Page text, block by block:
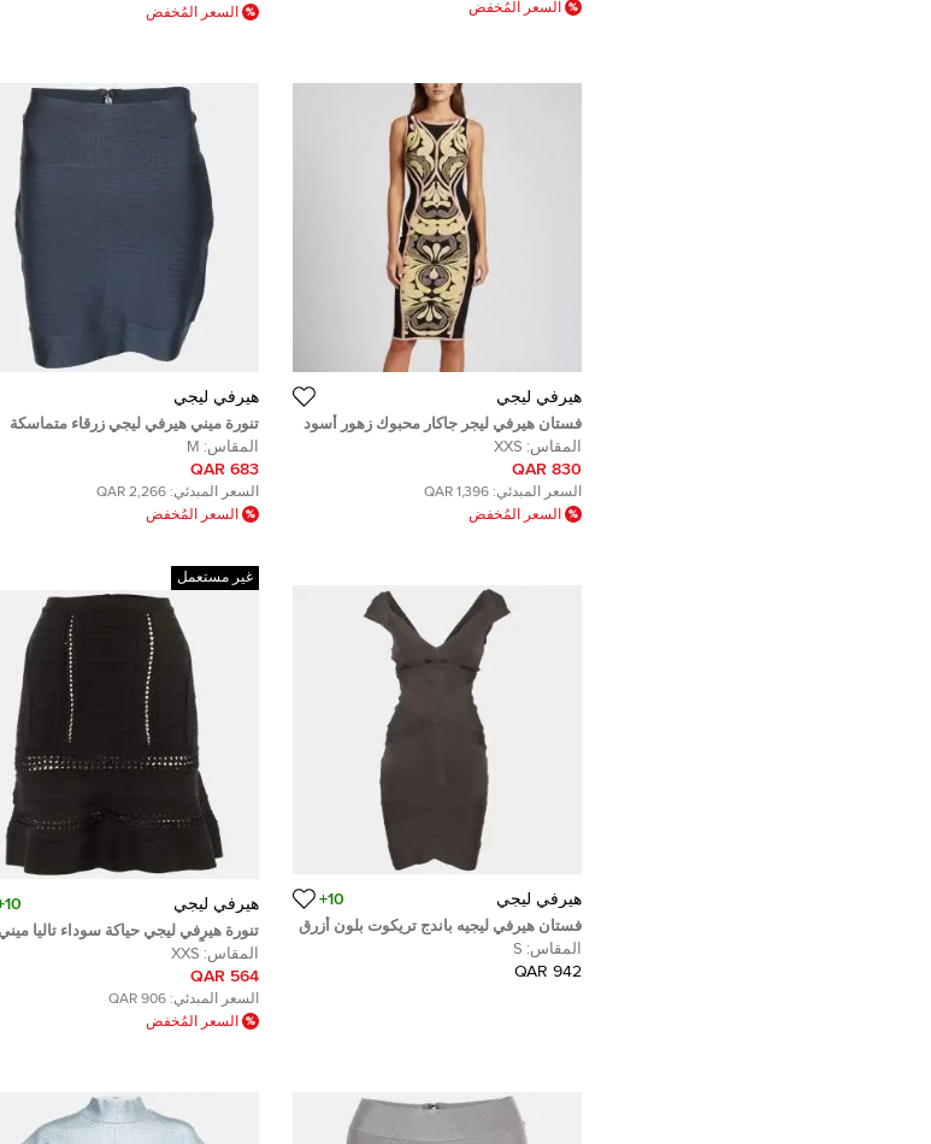
السعر المُخفض
السعر المُخفض
هيرفي ليجي
فستان هيرفي ليجر جاكار محبوك زهور أسود
مقاس صغير جدًا - إكس إكس سمول
المقاس: XXS
830 QAR
السعر المبدئي: 1,396 QAR
السعر المُخفض
هيرفي ليجي
تنورة ميني هيرفي ليجي زرقاء متماسكة
ميديم
المقاس: M
683 QAR
السعر المبدئي: 2,266 QAR
السعر المُخفض
هيرفي ليجي 10+
فستان هيرفي ليجيه باندج تريكوت بلون أزرق
مخضر قصير صغير الحجم
المقاس: S
942 QAR
غير مستعمل
هيرفي ليجي 10+
تنورة هيرفي ليجي حياكة سوداء تاليا ميني
صغير جداً - XXS
المقاس: XXS
564 QAR
السعر المبدئي: 906 QAR
السعر المُخفض